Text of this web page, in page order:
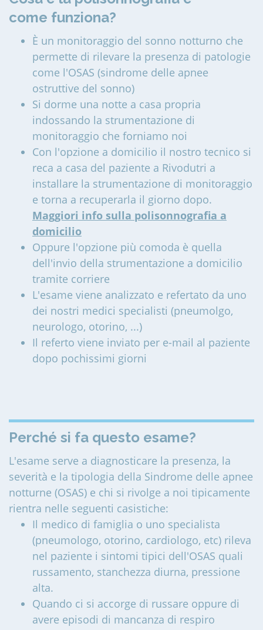
come funziona?
È un monitoraggio del sonno notturno che
permette di rilevare la presenza di patologie
come l'OSAS (sindrome delle apnee
ostruttive del sonno)
Si dorme una notte a casa propria
indossando la strumentazione di
monitoraggio che forniamo noi
Con l'opzione a domicilio il nostro tecnico si
reca a casa del paziente a Rivodutri a
installare la strumentazione di monitoraggio
e torna a recuperarla il giorno dopo.
Maggiori info sulla polisonnografia a
domicilio
Oppure l'opzione più comoda è quella
dell'invio della strumentazione a domicilio
tramite corriere
L'esame viene analizzato e refertato da uno
dei nostri medici specialisti (pneumolgo,
neurologo, otorino, ...)
Il referto viene inviato per e-mail al paziente
dopo pochissimi giorni
Perché si fa questo esame?
L'esame serve a diagnosticare la presenza, la
severità e la tipologia della Sindrome delle apnee
notturne (OSAS) e chi si rivolge a noi tipicamente
rientra nelle seguenti casistiche:
Il medico di famiglia o uno specialista
(pneumologo, otorino, cardiologo, etc) rileva
nel paziente i sintomi tipici dell'OSAS quali
russamento, stanchezza diurna, pressione
alta.
Quando ci si accorge di russare oppure di
avere episodi di mancanza di respiro